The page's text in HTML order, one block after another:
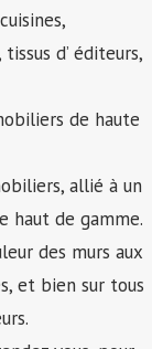
d’ éditeurs,
de haute
allié à un
haut de gamme.
des murs aux
et bien sur tous